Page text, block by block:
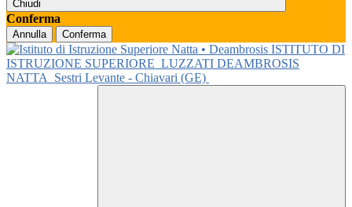
Chiudi
Conferma
Annulla Conferma
ISTITUTO DI
ISTRUZIONE SUPERIORE LUZZATI DEAMBROSIS
NATTA
Sestri Levante - Chiavari (GE)